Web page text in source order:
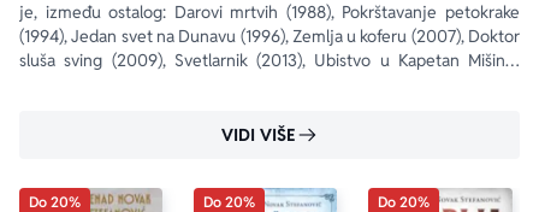
je, između ostalog: Darovi mrtvih (1988), Pokrštavanje petokrake
(1994), Jedan svet na Dunavu (1996), Zemlja u koferu (2007), Doktor
sluša sving (2009), Svetlarnik (2013), Ubistvo u Kapetan Mišinoj
VIDI VIŠE
Do 20%
Do 20%
Do 20%